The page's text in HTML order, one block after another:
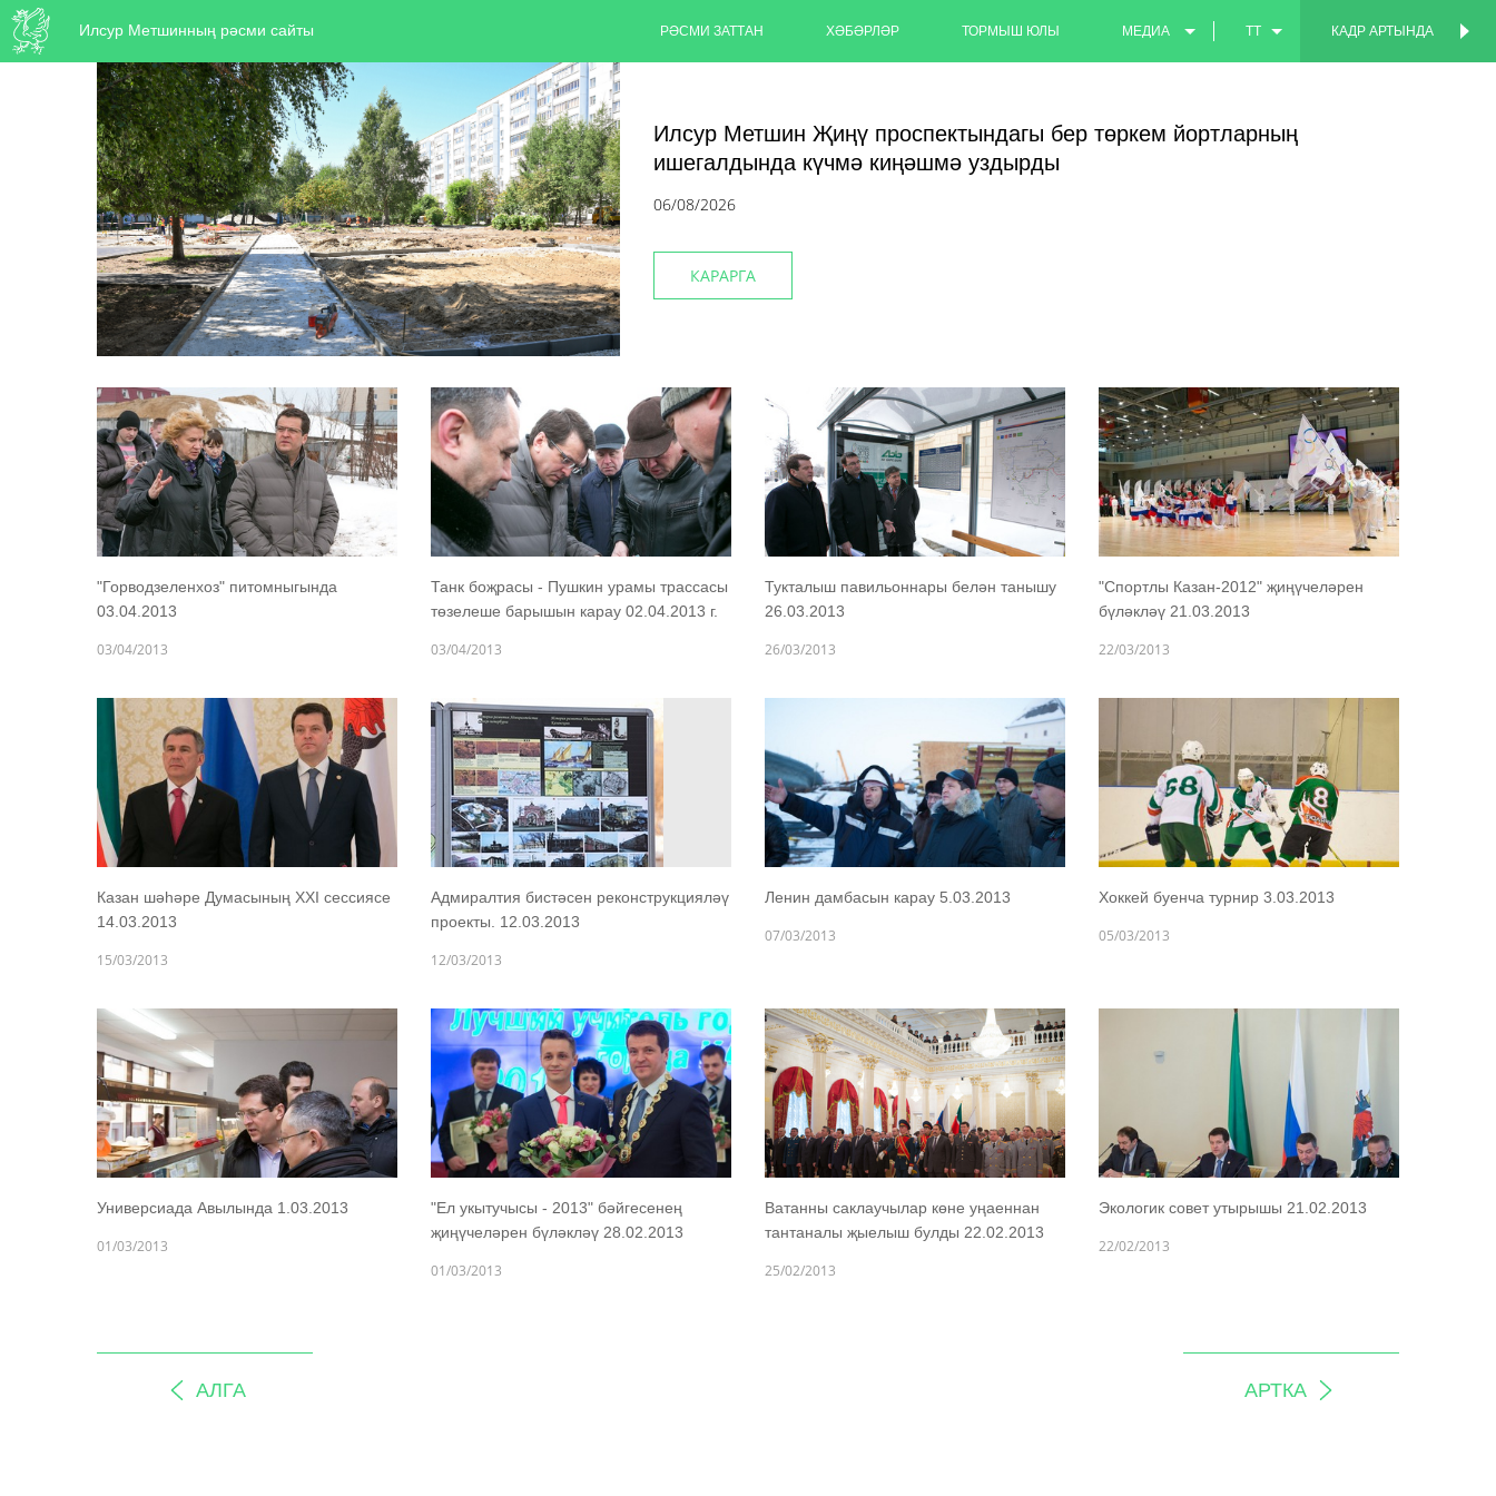
Илсур Метшинның рәсми сайты КАДР АРТЫНДА
РӘСМИ ЗАТТАН ХӘБӘРЛӘР ТОРМЫШ ЮЛЫ МЕДИА TT
Илсур Метшин Җиңү проспектындагы бер төркем йортларның
ишегалдында күчмә киңәшмә уздырды
06/08/2026
КАРАРГА
"Горводзеленхоз" питомныгында
03.04.2013
03/04/2013
Танк боҗрасы - Пушкин урамы трассасы
төзелеше барышын карау 02.04.2013 г.
03/04/2013
Тукталыш павильоннары белән танышу
26.03.2013
26/03/2013
"Спортлы Казан-2012" җиңүчеләрен
бүләкләү 21.03.2013
22/03/2013
Казан шәһәре Думасының XXI сессиясе
14.03.2013
15/03/2013
Адмиралтия бистәсен реконструкцияләү
проекты. 12.03.2013
12/03/2013
Ленин дамбасын карау 5.03.2013
07/03/2013
Хоккей буенча турнир 3.03.2013
05/03/2013
Универсиада Авылында 1.03.2013
01/03/2013
"Ел укытучысы - 2013" бәйгесенең
җиңүчеләрен бүләкләү 28.02.2013
01/03/2013
Ватанны саклаучылар көне уңаеннан
тантаналы җыелыш булды 22.02.2013
25/02/2013
Экологик совет утырышы 21.02.2013
22/02/2013
АЛГА АРТКА
КАДР АРТЫНДА